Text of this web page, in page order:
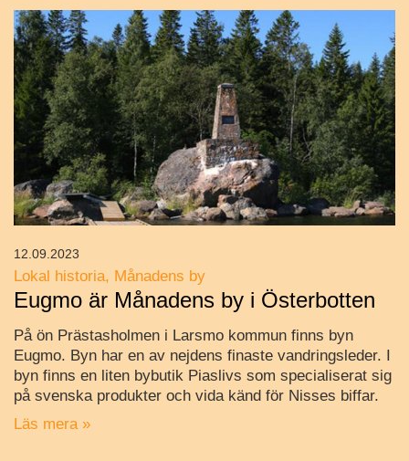
Lokal historia Månadens by
Eugmo är Månadens by i Österbotten
På ön Prästasholmen i Larsmo kommun finns byn
Eugmo. Byn har en av nejdens finaste vandringsleder. I
byn finns en liten bybutik Piaslivs som specialiserat sig
på svenska produkter och vida känd för Nisses biffar.
Läs mera »
12.09.2023